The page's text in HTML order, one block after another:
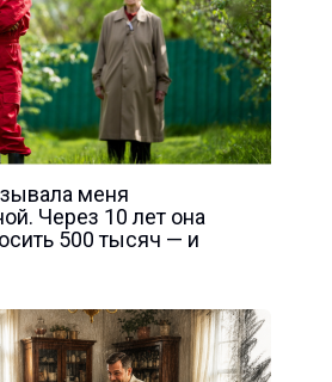
меня
Через 10 лет она
500 тысяч — и